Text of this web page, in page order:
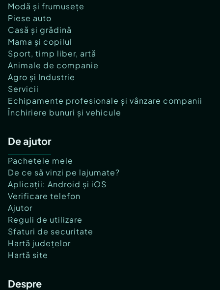
Modă și frumusețe
Piese auto
Casă și grădină
Mama și copilul
Sport, timp liber, artă
Animale de companie
Agro și Industrie
Servicii
Echipamente profesionale și vânzare companii
Închiriere bunuri și vehicule
De ajutor
Pachetele mele
De ce să vinzi pe lajumate?
Aplicații: Android și iOS
Verificare telefon
Ajutor
Reguli de utilizare
Sfaturi de securitate
Hartă județelor
Hartă site
Despre